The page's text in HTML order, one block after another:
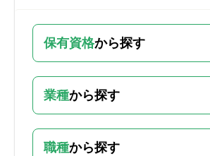
保有資格から探す
業種から探す
職種から探す